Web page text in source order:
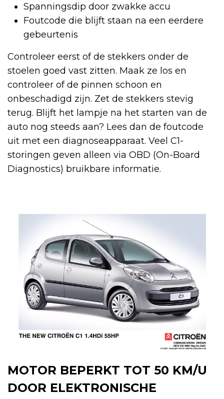
Spanningsdip door zwakke accu
Foutcode die blijft staan na een eerdere
gebeurtenis
Controleer eerst of de stekkers onder de
stoelen goed vast zitten. Maak ze los en
controleer of de pinnen schoon en
onbeschadigd zijn. Zet de stekkers stevig
terug. Blijft het lampje na het starten van de
auto nog steeds aan? Lees dan de foutcode
uit met een diagnoseapparaat. Veel C1-
storingen geven alleen via OBD (On-Board
Diagnostics) bruikbare informatie.
MOTOR BEPERKT TOT 50 KM/U
DOOR ELEKTRONISCHE